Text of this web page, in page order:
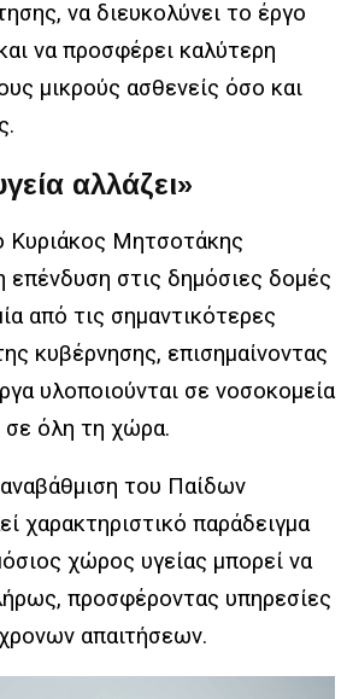
να διευκολύνει το έργο
να προσφέρει καλύτερη
μικρούς ασθενείς όσο και
αλλάζει»
Κυριάκος Μητσοτάκης
επένδυση στις δημόσιες δομές
από τις σημαντικότερες
κυβέρνησης, επισημαίνοντας
υλοποιούνται σε νοσοκομεία
σε όλη τη χώρα.
του Παίδων
χαρακτηριστικό παράδειγμα
χώρος υγείας μπορεί να
προσφέροντας υπηρεσίες
απαιτήσεων.